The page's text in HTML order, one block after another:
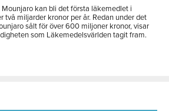
kan bli det första läkemedlet i
två miljarder kronor per år. Redan under det
sålt för över 600 miljoner kronor, visar
som Läkemedelsvärlden tagit fram.